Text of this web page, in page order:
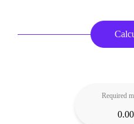
Required
0.00